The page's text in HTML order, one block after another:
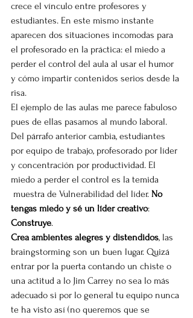
crece el vínculo entre profesores y
estudiantes. En este mismo instante
aparecen dos situaciones incomodas para
el profesorado en la práctica: el miedo a
perder el control del aula al usar el humor
y cómo impartir contenidos serios desde la
risa.
El ejemplo de las aulas me parece fabuloso
pues de ellas pasamos al mundo laboral.
Del párrafo anterior cambia, estudiantes
por equipo de trabajo, profesorado por líder
y concentración por productividad. El
miedo a perder el control es la temida
muestra de Vulnerabilidad del líder. No
tengas miedo y sé un líder creativo:
Construye.
Crea ambientes alegres y distendidos, las
braingstorming son un buen lugar. Quizá
entrar por la puerta contando un chiste o
una actitud a lo Jim Carrey no sea lo más
adecuado si por lo general tu equipo nunca
te ha visto así (no queremos que se